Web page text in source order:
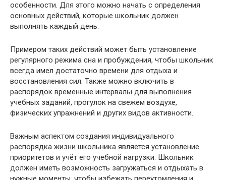
особенности. Для этого можно начать с определения
основных действий, которые школьник должен
выполнять каждый день.
Примером таких действий может быть установление
регулярного режима сна и пробуждения, чтобы школьник
всегда имел достаточно времени для отдыха и
восстановления сил. Также можно включить в
распорядок временные интервалы для выполнения
учебных заданий, прогулок на свежем воздухе,
физических упражнений и других видов активности.
Важным аспектом создания индивидуального
распорядка жизни школьника является установление
приоритетов и учёт его учебной нагрузки. Школьник
должен иметь возможность загружаться и отдыхать в